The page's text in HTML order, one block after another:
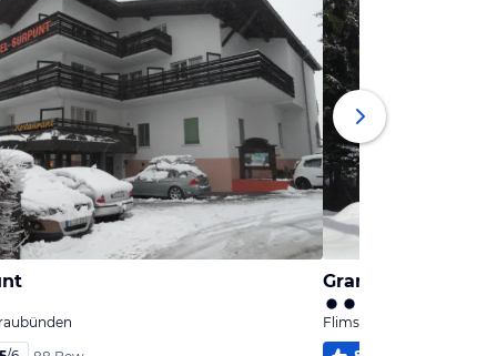
Grand Hotel
Flims, Kanton